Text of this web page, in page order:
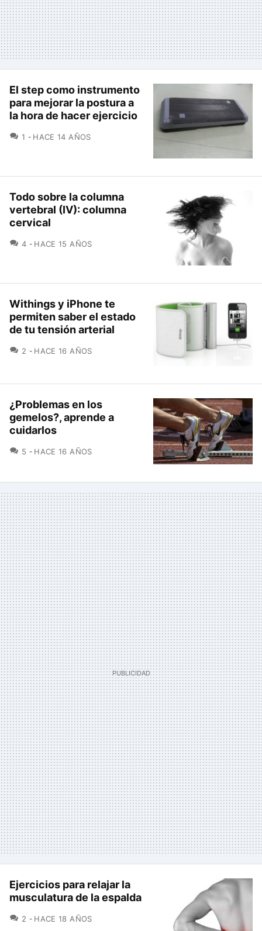
El step como instrumento
para mejorar la postura a
la hora de hacer ejercicio
1 COMENTARIOS
HACE 14 AÑOS
Todo sobre la columna
vertebral (IV): columna
cervical
4 COMENTARIOS
HACE 15 AÑOS
Withings y iPhone te
permiten saber el estado
de tu tensión arterial
2 COMENTARIOS
HACE 16 AÑOS
¿Problemas en los
gemelos?, aprende a
cuidarlos
5 COMENTARIOS
HACE 16 AÑOS
Ejercicios para relajar la
musculatura de la espalda
2 COMENTARIOS
HACE 18 AÑOS